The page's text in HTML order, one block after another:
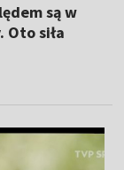
są w
Oto siła